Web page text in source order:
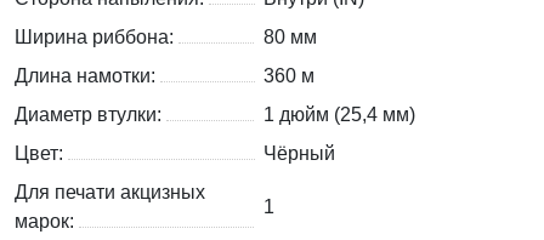
Ширина риббона:
80 мм
Длина намотки:
360 м
Диаметр втулки:
1 дюйм (25,4 мм)
Цвет:
Чёрный
Для печати акцизных
марок:
1